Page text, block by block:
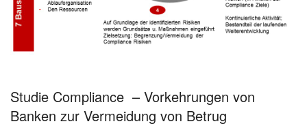
Studie Compliance – Vorkehrungen von
Banken zur Vermeidung von Betrug